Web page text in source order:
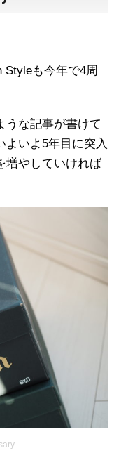
Styleも今年で4周
うな記事が書けて
よいよ5年目に突入
増やしていければ